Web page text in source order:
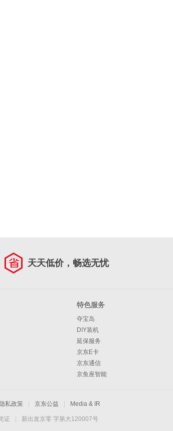
天天低价，畅选无忧
特色服务
夺宝岛
DIY装机
延保服务
京东E卡
京东通信
京鱼座智能
隐私政策 京东公益 Media & IR
证
新出发京零 字第大120007号